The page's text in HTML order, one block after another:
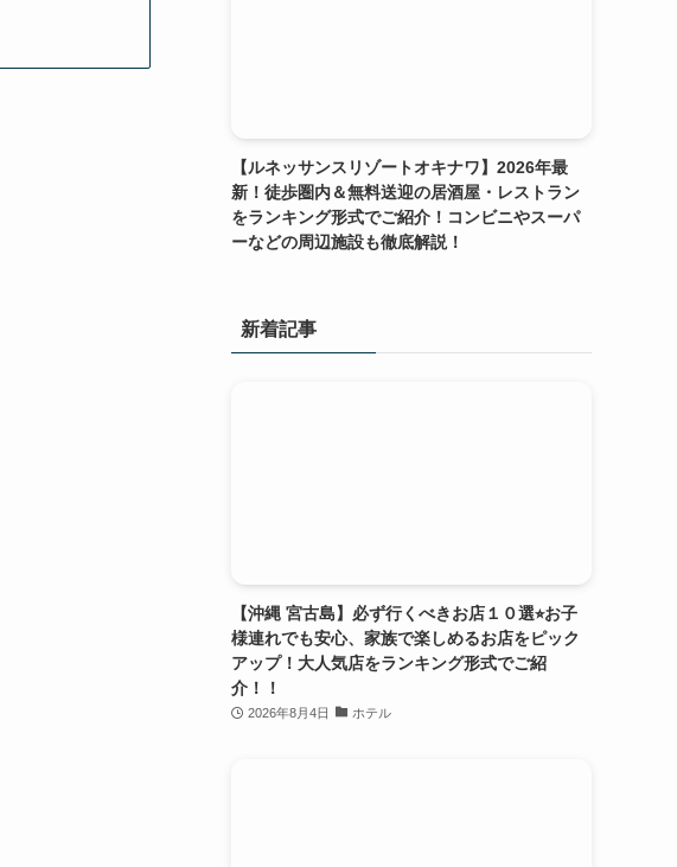
【ルネッサンスリゾートオキナワ】2026年最
新！徒歩圏内＆無料送迎の居酒屋・レストラン
をランキング形式でご紹介！コンビニやスーパ
ーなどの周辺施設も徹底解説！
新着記事
【沖縄 宮古島】必ず行くべきお店１０選⭐︎お子
様連れでも安心、家族で楽しめるお店をピック
アップ！大人気店をランキング形式でご紹
介！！
2026年8月4日 ホテル